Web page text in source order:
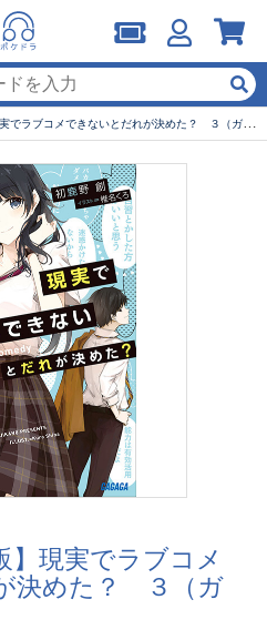
ラブコメできないとだれが決めた？ ３（ガガガ文庫）
】現実でラブコメ
決めた？ ３（ガ